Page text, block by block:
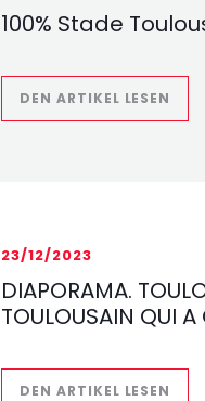
100% Stade
DEN ARTIKEL LESEN
DIAPORAMA.
TOULOUSAIN QUI A
23/12/2023
DEN ARTIKEL LESEN